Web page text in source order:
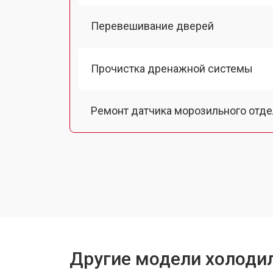
Перевешивание дверей
Прочистка дренажной системы
Ремонт датчика морозильного
Другие модели